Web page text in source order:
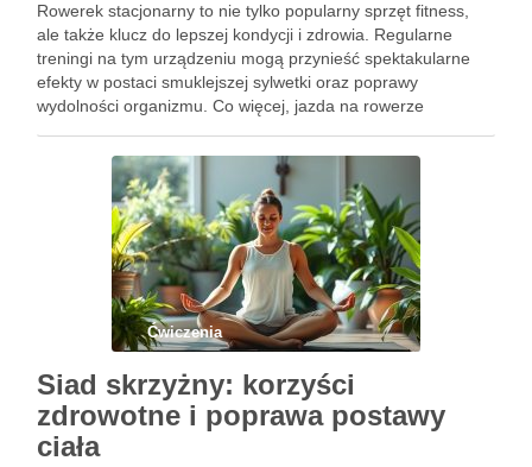
Rowerek stacjonarny to nie tylko popularny sprzęt fitness,
ale także klucz do lepszej kondycji i zdrowia. Regularne
treningi na tym urządzeniu mogą przynieść spektakularne
efekty w postaci smuklejszej sylwetki oraz poprawy
wydolności organizmu. Co więcej, jazda na rowerze
przyczyniając się do ich wzmocnienia i …
Ćwiczenia
Siad skrzyżny: korzyści
zdrowotne i poprawa postawy
ciała